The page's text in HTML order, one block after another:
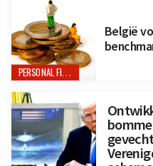
PERSONAL FINANCE
België